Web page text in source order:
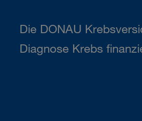
Die DONAU
Diagnose Krebs